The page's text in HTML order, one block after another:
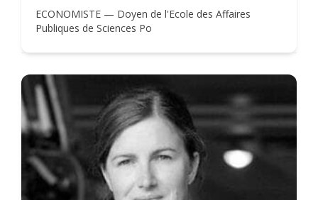
ECONOMISTE — Doyen de l'Ecole des Affaires
Publiques de Sciences Po